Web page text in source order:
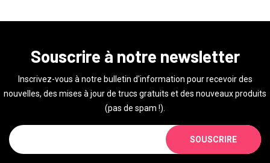
Souscrire à notre newsletter
Inscrivez-vous à notre bulletin d'information pour recevoir des
nouvelles, des mises à jour de trucs gratuits et des nouveaux produits
(pas de spam !).
SOUSCRIRE